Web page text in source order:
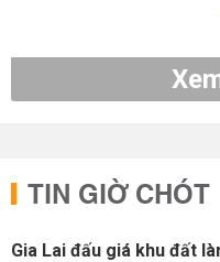
TIN GIỜ CHÓT
Gia Lai đấu giá khu đất